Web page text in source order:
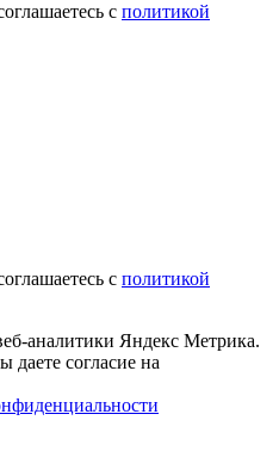
с политикой
с политикой
аналитики Яндекс Метрика.
даете согласие на